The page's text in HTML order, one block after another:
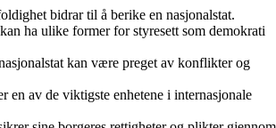
bidrar til å berike en nasjonalstat.
ha ulike former for styresett som demokrati
kan være preget av konflikter og
en av de viktigste enhetene i internasjonale